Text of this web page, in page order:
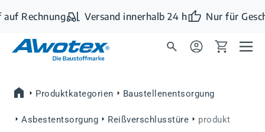
Zum Hauptinhalt springen
Rechnung Versand innerhalb 24 h Nur für
Produktkategorien Baustellenentsorgung
Asbestentsorgung Reißverschlusstüre produkt